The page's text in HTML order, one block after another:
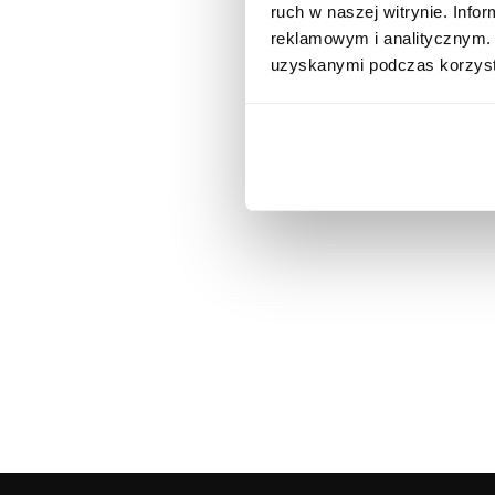
ruch w naszej witrynie.
reklamowym i
uzyskanymi podczas